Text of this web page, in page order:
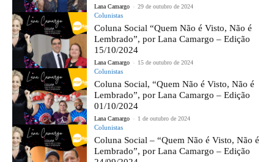
Lana Camargo - 29 de outubro de 2024
Colunistas
Coluna Social “Quem Não é Visto, Não é
Lembrado”, por Lana Camargo – Edição
15/10/2024
Lana Camargo - 15 de outubro de 2024
Colunistas
Coluna Social, “Quem Não é Visto, Não é
Lembrado”, por Lana Camargo – Edição
01/10/2024
Lana Camargo - 1 de outubro de 2024
Colunistas
Coluna Social – “Quem Não é Visto, Não é
Lembrado”, por Lana Camargo – Edição